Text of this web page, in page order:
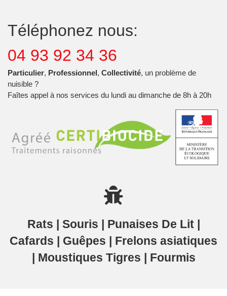
Téléphonez nous:
04 93 92 34 36
Particulier, Professionnel, Collectivité, un problème de
nuisible ?
Faîtes appel à nos services du lundi au dimanche de 8h à 20h
Rats | Souris | Punaises De Lit |
Cafards | Guêpes | Frelons asiatiques
| Moustiques Tigres | Fourmis